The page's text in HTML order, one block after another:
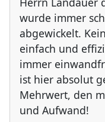
wurde immer
abgewickelt.
einfach und
immer
ist hier absolut
Mehrwert, den
und Aufwand!